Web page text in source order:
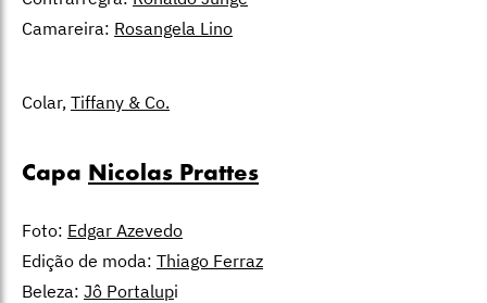
Camareira: Rosangela Lino
Colar, Tiffany & Co.
Capa Nicolas Prattes
Foto: Edgar Azevedo
Edição de moda: Thiago Ferraz
Beleza: Jô Portalupi